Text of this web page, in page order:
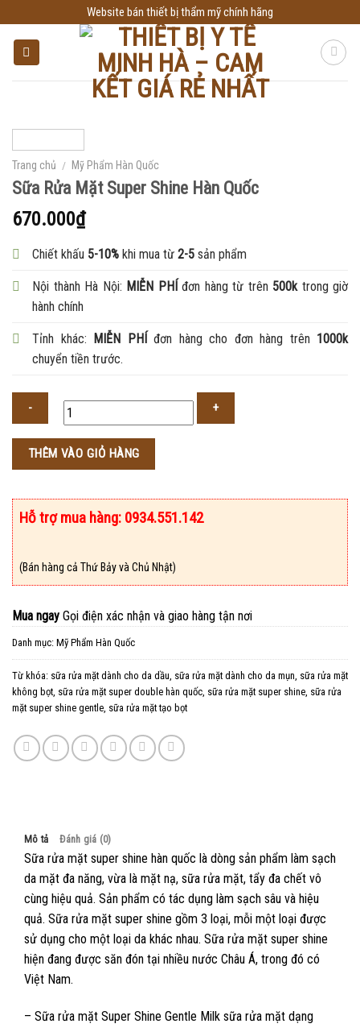
to
content
Website bán thiết bị thẩm mỹ chính hãng
Trang chủ / Mỹ Phẩm Hàn Quốc
Sữa Rửa Mặt Super Shine Hàn Quốc
670.000₫
Chiết khấu 5-10% khi mua từ 2-5 sản phẩm
Nội thành Hà Nội: MIỄN PHÍđơn hàng từ trên 500k trong giờ
hành chính
Tỉnh khác: MIỄN PHÍđơn hàng cho đơn hàng trên 1000k
chuyển tiền trước.
THÊM VÀO GIỎ HÀNG
Hỗ trợ mua hàng: 0934.551.142
(Bán hàng cả Thứ Bảy và Chủ Nhật)
Mua ngay Gọi điện xác nhận và giao hàng tận nơi
Danh mục: Mỹ Phẩm Hàn Quốc
Từ khóa: sữa rửa mặt dành cho da dầu, sữa rửa mặt dành cho da mụn, sữa rửa mặt
không bọt, sữa rửa mặt super double hàn quốc, sữa rửa mặt super shine, sữa rửa
mặt super shine gentle, sữa rửa mặt tạo bọt
Mô tả Đánh giá (0)
Sữa rửa mặt super shine hàn quốc là dòng sản phẩm làm sạch
da mặt đa năng, vừa là mặt nạ, sữa rửa mặt, tẩy đa chết vô
cùng hiệu quả. Sản phẩm có tác dụng làm sạch sâu và hiệu
quả. Sữa rửa mặt super shine gồm 3 loại, mỗi một loại được
sử dụng cho một loại da khác nhau. Sữa rửa mặt super shine
hiện đang được săn đón tại nhiều nước Châu Á, trong đó có
Việt Nam.
– Sữa rửa mặt Super Shine Gentle Milk sữa rửa mặt dạng